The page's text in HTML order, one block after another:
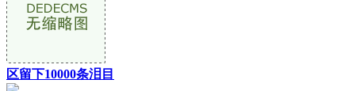
区留下10000条泪目